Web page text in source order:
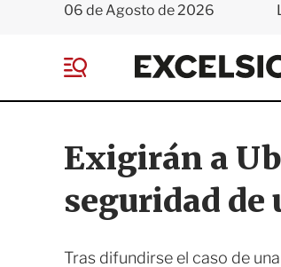
06 de Agosto de 2026
e
Exigirán a
seguridad de
Tras difundirse el caso de